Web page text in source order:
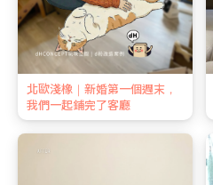
北歐淺橡｜新婚第一個週末，
我們一起鋪完了客廳